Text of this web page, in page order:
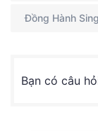
Đồng Hành
Bạn có câu